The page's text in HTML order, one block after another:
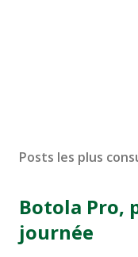
Posts les plus
Botola Pro,
journée